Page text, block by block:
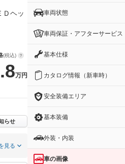
ヘッ
(税込)
万円
らせ
見る
車両状態
車両保証・アフターサービス
基本仕様
カタログ情報（新車時）
安全装備エリア
基本装備
外装・内装
車の画像